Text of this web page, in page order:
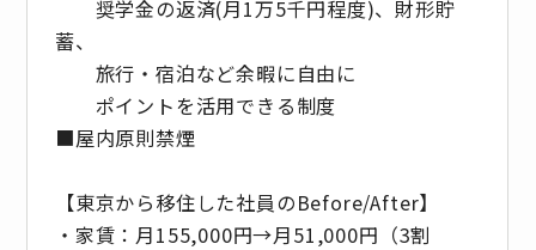
奨学金の返済(月1万5千円程度)、財形貯
蓄、
旅行・宿泊など余暇に自由に
ポイントを活用できる制度
■屋内原則禁煙
【東京から移住した社員のBefore/After】
・家賃：月155,000円→月51,000円（3割